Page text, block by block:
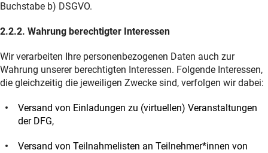
Buchstabe b) DSGVO.
2.2.2. Wahrung berechtigter Interessen
Wir verarbeiten Ihre personenbezogenen Daten auch zur
Wahrung unserer berechtigten Interessen. Folgende Interessen,
die gleichzeitig die jeweiligen Zwecke sind, verfolgen wir dabei:
Versand von Einladungen zu (virtuellen) Veranstaltungen
der DFG,
Versand von Teilnahmelisten an Teilnehmer*innen von